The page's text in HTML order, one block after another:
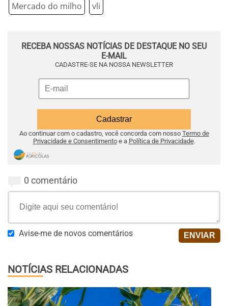
Mercado do milho
vli
RECEBA NOSSAS NOTÍCIAS DE DESTAQUE NO SEU
E-MAIL
CADASTRE-SE NA NOSSA NEWSLETTER
Ao continuar com o cadastro, você concorda com nosso Termo de
Privacidade e Consentimentoe a Política de Privacidade.
0 comentário
Avise-me de novos comentários
NOTÍCIAS RELACIONADAS